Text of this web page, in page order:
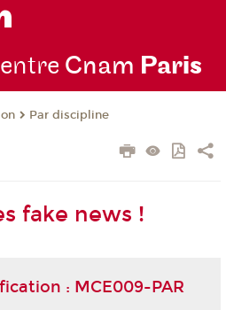
Cnam Paris
Par discipline
fake news !
: MCE009-PAR